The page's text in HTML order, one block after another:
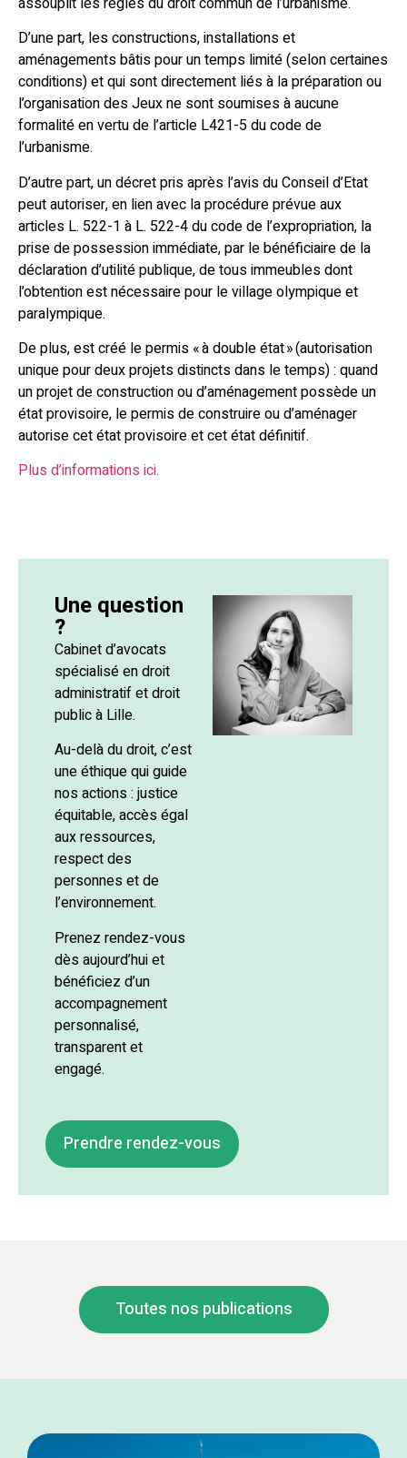
D’une part, les constructions, installations et
aménagements bâtis pour un temps limité (selon certaines
conditions) et qui sont directement liés à la préparation ou
l’organisation des Jeux ne sont soumises à aucune
formalité en vertu de l’article L421-5 du code de
l’urbanisme.
D’autre part, un décret pris après l’avis du Conseil d’Etat
peut autoriser, en lien avec la procédure prévue aux
articles L. 522-1 à L. 522-4 du code de l’expropriation, la
prise de possession immédiate, par le bénéficiaire de la
déclaration d’utilité publique, de tous immeubles dont
l’obtention est nécessaire pour le village olympique et
paralympique.
De plus, est créé le permis « à double état » (autorisation
unique pour deux projets distincts dans le temps) : quand
un projet de construction ou d’aménagement possède un
état provisoire, le permis de construire ou d’aménager
autorise cet état provisoire et cet état définitif.
Plus d’informations ici.
Une question
?
Cabinet d’avocats
spécialisé en droit
administratif et droit
public à Lille.
Au-delà du droit, c’est
une éthique qui guide
nos actions : justice
équitable, accès égal
aux ressources,
respect des
personnes et de
l’environnement.
Prenez rendez-vous
dès aujourd’hui et
bénéficiez d’un
accompagnement
personnalisé,
transparent et
engagé.
Prendre rendez-vous
Toutes nos publications